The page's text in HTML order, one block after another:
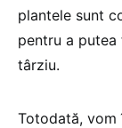
plantele sunt
pentru a
târziu.
Totodată, vom